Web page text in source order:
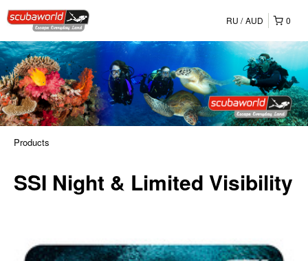
0
RU AUD
Products
SSI Night & Limited Visibility